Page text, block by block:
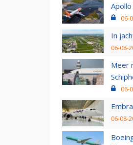
06-
In
06-08-
Meer
06-
06-08-